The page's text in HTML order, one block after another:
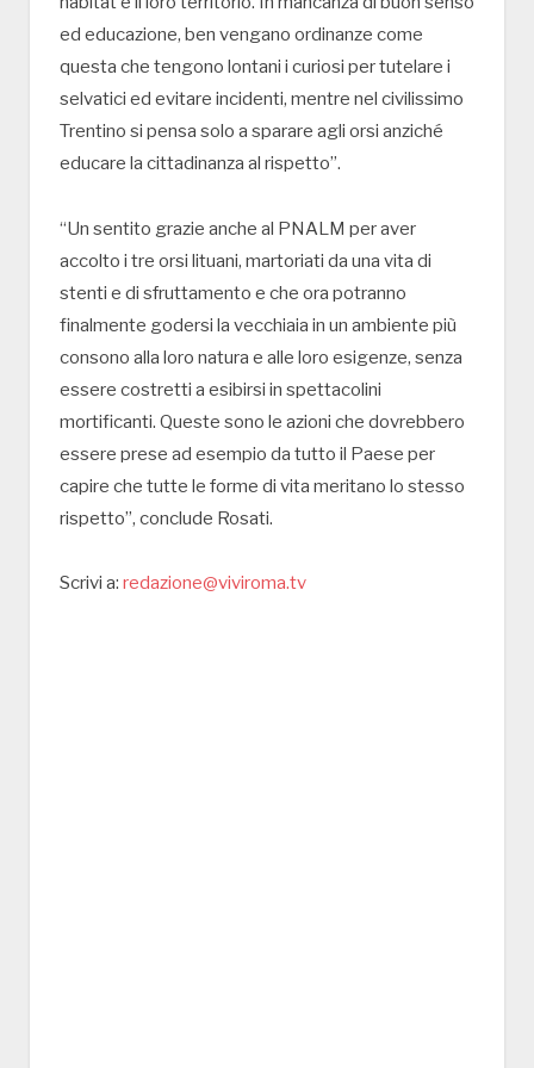
ed educazione, ben vengano ordinanze come
questa che tengono lontani i curiosi per tutelare i
selvatici ed evitare incidenti, mentre nel civilissimo
Trentino si pensa solo a sparare agli orsi anziché
educare la cittadinanza al rispetto”.
“Un sentito grazie anche al PNALM per aver
accolto i tre orsi lituani, martoriati da una vita di
stenti e di sfruttamento e che ora potranno
finalmente godersi la vecchiaia in un ambiente più
consono alla loro natura e alle loro esigenze, senza
essere costretti a esibirsi in spettacolini
mortificanti. Queste sono le azioni che dovrebbero
essere prese ad esempio da tutto il Paese per
capire che tutte le forme di vita meritano lo stesso
rispetto”, conclude Rosati.
Scrivi a: redazione@viviroma.tv